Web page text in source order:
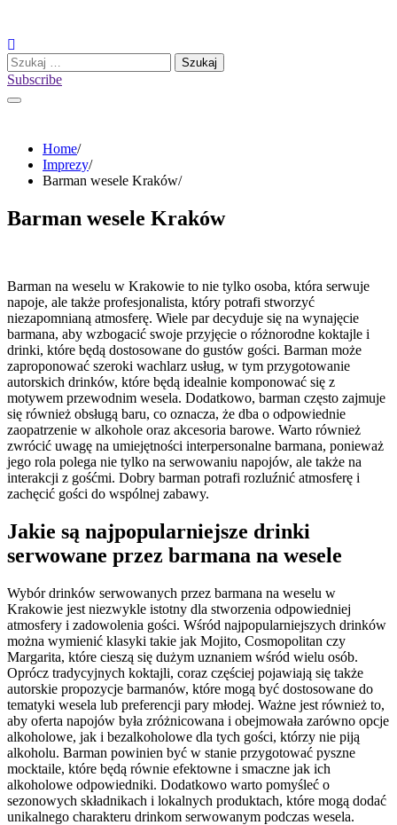
content
Szukaj:
Subscribe
Home
Imprezy
Barman wesele Kraków
Barman wesele Kraków
Barman na weselu w Krakowie to nie tylko osoba, która serwuje
napoje, ale także profesjonalista, który potrafi stworzyć
niezapomnianą atmosferę. Wiele par decyduje się na wynajęcie
barmana, aby wzbogacić swoje przyjęcie o różnorodne koktajle i
drinki, które będą dostosowane do gustów gości. Barman może
zaproponować szeroki wachlarz usług, w tym przygotowanie
autorskich drinków, które będą idealnie komponować się z
motywem przewodnim wesela. Dodatkowo, barman często zajmuje
się również obsługą baru, co oznacza, że dba o odpowiednie
zaopatrzenie w alkohole oraz akcesoria barowe. Warto również
zwrócić uwagę na umiejętności interpersonalne barmana, ponieważ
jego rola polega nie tylko na serwowaniu napojów, ale także na
interakcji z gośćmi. Dobry barman potrafi rozluźnić atmosferę i
zachęcić gości do wspólnej zabawy.
Jakie są najpopularniejsze drinki
serwowane przez barmana na wesele
Wybór drinków serwowanych przez barmana na weselu w
Krakowie jest niezwykle istotny dla stworzenia odpowiedniej
atmosfery i zadowolenia gości. Wśród najpopularniejszych drinków
można wymienić klasyki takie jak Mojito, Cosmopolitan czy
Margarita, które cieszą się dużym uznaniem wśród wielu osób.
Oprócz tradycyjnych koktajli, coraz częściej pojawiają się także
autorskie propozycje barmanów, które mogą być dostosowane do
tematyki wesela lub preferencji pary młodej. Ważne jest również to,
aby oferta napojów była zróżnicowana i obejmowała zarówno opcje
alkoholowe, jak i bezalkoholowe dla tych gości, którzy nie piją
alkoholu. Barman powinien być w stanie przygotować pyszne
mocktaile, które będą równie efektowne i smaczne jak ich
alkoholowe odpowiedniki. Dodatkowo warto pomyśleć o
sezonowych składnikach i lokalnych produktach, które mogą dodać
unikalnego charakteru drinkom serwowanym podczas wesela.